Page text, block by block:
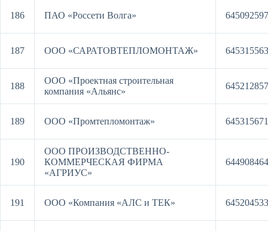
186 ПАО «Россети Волга»
187 ООО «САРАТОВТЕПЛОМОНТАЖ»
188
ООО «Проектная строительная
компания «Альянс»
189 ООО «Промтепломонтаж»
190
ООО ПРОИЗВОДСТВЕННО-
КОММЕРЧЕСКАЯ ФИРМА
«АГРИУС»
191 ООО «Компания «АЛС и ТЕК»